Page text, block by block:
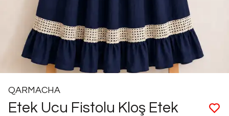
QARMACHA
Etek Ucu Fistolu Kloş Etek